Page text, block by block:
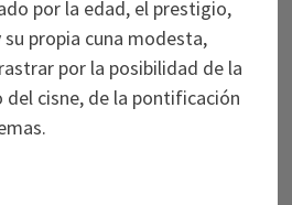
por la edad, el prestigio,
propia cuna modesta,
por la posibilidad de la
del cisne, de la pontificación